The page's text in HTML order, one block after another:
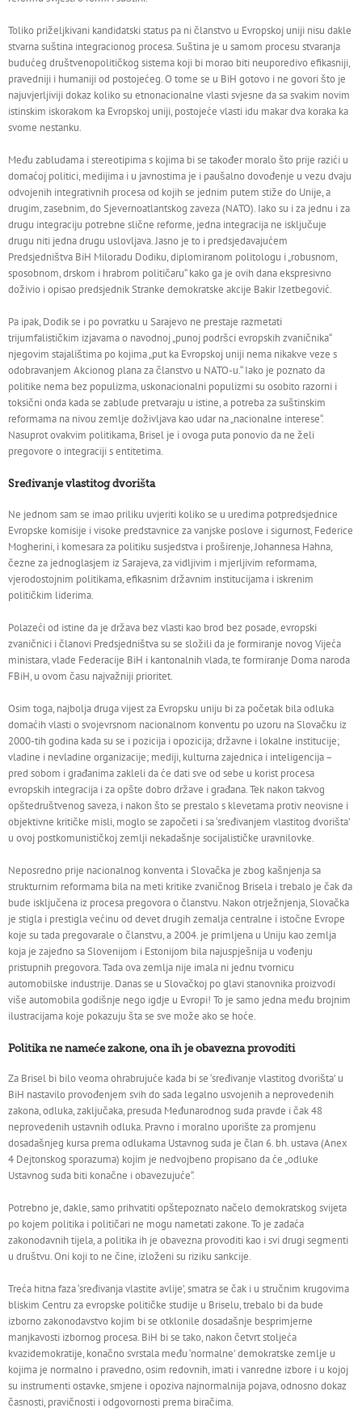
Toliko priželjkivani kandidatski status pa ni članstvo u Evropskoj uniji nisu dakle
stvarna suština integracionog procesa. Suština je u samom procesu stvaranja
budućeg društvenopolitičkog sistema koji bi morao biti neuporedivo efikasniji,
pravedniji i humaniji od postojećeg. O tome se u BiH gotovo i ne govori što je
najuvjerljiviji dokaz koliko su etnonacionalne vlasti svjesne da sa svakim novim
istinskim iskorakom ka Evropskoj uniji, postojeće vlasti idu makar dva koraka ka
svome nestanku.
Među zabludama i stereotipima s kojima bi se također moralo što prije razići u
domaćoj politici, medijima i u javnostima je i paušalno dovođenje u vezu dvaju
odvojenih integrativnih procesa od kojih se jednim putem stiže do Unije, a
drugim, zasebnim, do Sjevernoatlantskog zaveza (NATO). Iako su i za jednu i za
drugu integraciju potrebne slične reforme, jedna integracija ne isključuje
drugu niti jedna drugu uslovljava. Jasno je to i predsjedavajućem
Predsjedništva BiH Miloradu Dodiku, diplomiranom politologu i „robusnom,
sposobnom, drskom i hrabrom političaru“ kako ga je ovih dana ekspresivno
doživio i opisao predsjednik Stranke demokratske akcije Bakir Izetbegović.
Pa ipak, Dodik se i po povratku u Sarajevo ne prestaje razmetati
trijumfalističkim izjavama o navodnoj „punoj podršci evropskih zvaničnika“
njegovim stajalištima po kojima „put ka Evropskoj uniji nema nikakve veze s
odobravanjem Akcionog plana za članstvo u NATO-u.“ Iako je poznato da
politike nema bez populizma, uskonacionalni populizmi su osobito razorni i
toksični onda kada se zablude pretvaraju u istine, a potreba za suštinskim
reformama na nivou zemlje doživljava kao udar na „nacionalne interese“.
Nasuprot ovakvim politikama, Brisel je i ovoga puta ponovio da ne želi
pregovore o integraciji s entitetima.
Sređivanje vlastitog dvorišta
Ne jednom sam se imao priliku uvjeriti koliko se u uredima potpredsjednice
Evropske komisije i visoke predstavnice za vanjske poslove i sigurnost, Federice
Mogherini, i komesara za politiku susjedstva i proširenje, Johannesa Hahna,
čezne za jednoglasjem iz Sarajeva, za vidljivim i mjerljivim reformama,
vjerodostojnim politikama, efikasnim državnim institucijama i iskrenim
političkim liderima.
Polazeći od istine da je država bez vlasti kao brod bez posade, evropski
zvaničnici i članovi Predsjedništva su se složili da je formiranje novog Vijeća
ministara, vlade Federacije BiH i kantonalnih vlada, te formiranje Doma naroda
FBiH, u ovom času najvažniji prioritet.
Osim toga, najbolja druga vijest za Evropsku uniju bi za početak bila odluka
domaćih vlasti o svojevrsnom nacionalnom konventu po uzoru na Slovačku iz
2000-tih godina kada su se i pozicija i opozicija; državne i lokalne institucije;
vladine i nevladine organizacije; mediji, kulturna zajednica i inteligencija –
pred sobom i građanima zakleli da će dati sve od sebe u korist procesa
evropskih integracija i za opšte dobro države i građana. Tek nakon takvog
opštedruštvenog saveza, i nakon što se prestalo s klevetama protiv neovisne i
objektivne kritičke misli, moglo se započeti i sa ‘sređivanjem vlastitog dvorišta’
u ovoj postkomunističkoj zemlji nekadašnje socijalističke uravnilovke.
Neposredno prije nacionalnog konventa i Slovačka je zbog kašnjenja sa
strukturnim reformama bila na meti kritike zvaničnog Brisela i trebalo je čak da
bude isključena iz procesa pregovora o članstvu. Nakon otrježnjenja, Slovačka
je stigla i prestigla većinu od devet drugih zemalja centralne i istočne Evrope
koje su tada pregovarale o članstvu, a 2004. je primljena u Uniju kao zemlja
koja je zajedno sa Slovenijom i Estonijom bila najuspješnija u vođenju
pristupnih pregovora. Tada ova zemlja nije imala ni jednu tvornicu
automobilske industrije. Danas se u Slovačkoj po glavi stanovnika proizvodi
više automobila godišnje nego igdje u Evropi! To je samo jedna među brojnim
ilustracijama koje pokazuju šta se sve može ako se hoće.
Politika ne nameće zakone, ona ih je obavezna provoditi
Za Brisel bi bilo veoma ohrabrujuće kada bi se ‘sređivanje vlastitog dvorišta’ u
BiH nastavilo provođenjem svih do sada legalno usvojenih a neprovedenih
zakona, odluka, zaključaka, presuda Međunarodnog suda pravde i čak 48
neprovedenih ustavnih odluka. Pravno i moralno uporište za promjenu
dosadašnjeg kursa prema odlukama Ustavnog suda je član 6. bh. ustava (Anex
4 Dejtonskog sporazuma) kojim je nedvojbeno propisano da će „odluke
Ustavnog suda biti konačne i obavezujuće“.
Potrebno je, dakle, samo prihvatiti opštepoznato načelo demokratskog svijeta
po kojem politika i političari ne mogu nametati zakone. To je zadaća
zakonodavnih tijela, a politika ih je obavezna provoditi kao i svi drugi segmenti
u društvu. Oni koji to ne čine, izloženi su riziku sankcije.
Treća hitna faza ‘sređivanja vlastite avlije’, smatra se čak i u stručnim krugovima
bliskim Centru za evropske političke studije u Briselu, trebalo bi da bude
izborno zakonodavstvo kojim bi se otklonile dosadašnje besprimjerne
manjkavosti izbornog procesa. BiH bi se tako, nakon četvrt stoljeća
kvazidemokratije, konačno svrstala među ‘normalne’ demokratske zemlje u
kojima je normalno i pravedno, osim redovnih, imati i vanredne izbore i u kojoj
su instrumenti ostavke, smjene i opoziva najnormalnija pojava, odnosno dokaz
časnosti, pravičnosti i odgovornosti prema biračima.